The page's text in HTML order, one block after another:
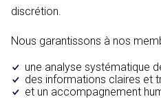
discrétion.
Nous garantissons à nos
une analyse systématique
des informations claires et
et un accompagnement